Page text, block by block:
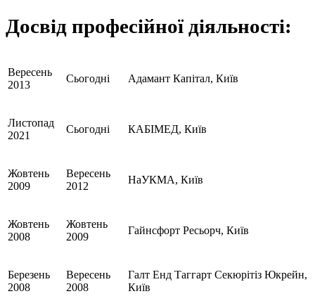
Досвід професійної діяльності:
Вересень
2013
Сьогодні Адамант Капітал, Київ
Листопад
2021
Сьогодні КАБІМЕД, Київ
Жовтень
2009
Вересень
2012
НаУКМА, Київ
Жовтень
2008
Жовтень
2009
Гайнсфорт Ресьорч, Київ
Березень
2008
Вересень
2008
Галт Енд Таггарт Секюрітіз Юкрейн,
Київ